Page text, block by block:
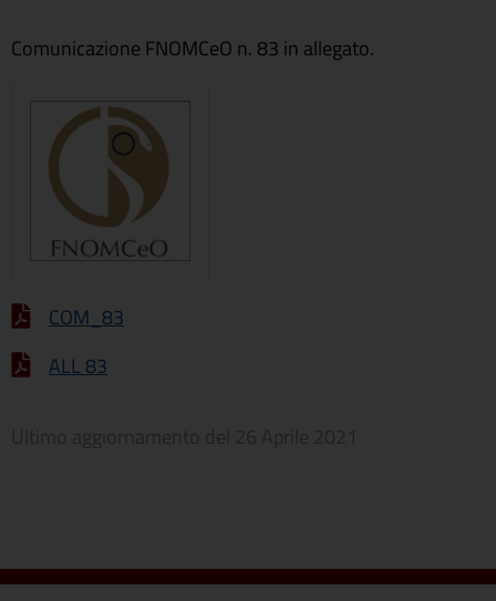
Comunicazione FNOMCeO n. 83 in allegato.
COM_83
ALL 83